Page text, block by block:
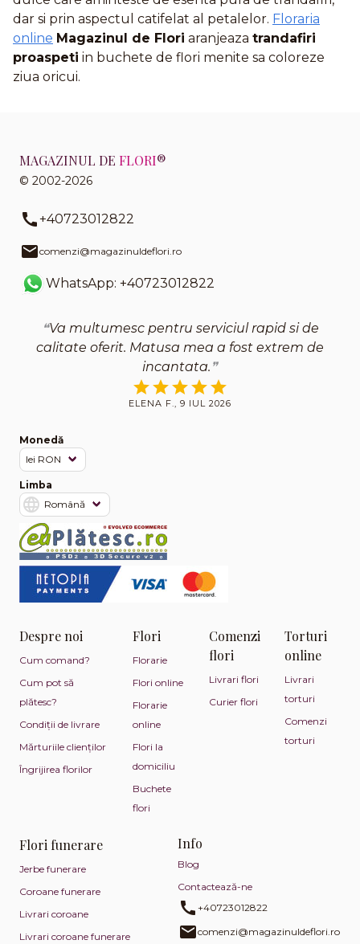
dar si prin aspectul catifelat al petalelor. Floraria
online Magazinul de Flori aranjeaza trandafiri
proaspeti in buchete de flori menite sa coloreze
ziua oricui.
MAGAZINUL DE FLORI®
© 2002-2026
+40723012822
comenzi@magazinuldeflori.ro
WhatsApp: +40723012822
Va multumesc pentru serviciul rapid si de
calitate oferit. Matusa mea a fost extrem de
incantata.
ELENA F., 9 IUL 2026
Monedă
Limba
Despre noi
Cum comand?
Cum pot să
plătesc?
Condiții de livrare
Mărturiile clienților
Îngrijirea florilor
Flori
Florarie
Flori online
Florarie
online
Flori la
domiciliu
Buchete
flori
Comenzi
flori
Livrari flori
Curier flori
Torturi
online
Livrari
torturi
Comenzi
torturi
Flori funerare
Jerbe funerare
Coroane funerare
Livrari coroane
Livrari coroane funerare
Info
Blog
Contactează-ne
+40723012822
comenzi@magazinuldeflori.ro